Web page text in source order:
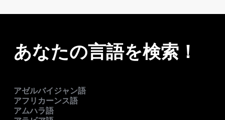
あなたの言語を検索！
アゼルバイジャン語
アフリカーンス語
アムハラ語